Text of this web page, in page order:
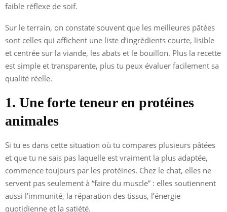
faible réflexe de soif.
Sur le terrain, on constate souvent que les meilleures pâtées
sont celles qui affichent une liste d’ingrédients courte, lisible
et centrée sur la viande, les abats et le bouillon. Plus la recette
est simple et transparente, plus tu peux évaluer facilement sa
qualité réelle.
1. Une forte teneur en protéines
animales
Si tu es dans cette situation où tu compares plusieurs pâtées
et que tu ne sais pas laquelle est vraiment la plus adaptée,
commence toujours par les protéines. Chez le chat, elles ne
servent pas seulement à “faire du muscle” : elles soutiennent
aussi l’immunité, la réparation des tissus, l’énergie
quotidienne et la satiété.